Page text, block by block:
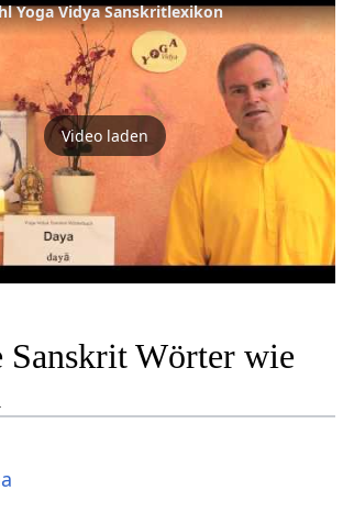
Yoga Vidya Sanskritlexikon
Video laden
Sanskrit Wörter wie